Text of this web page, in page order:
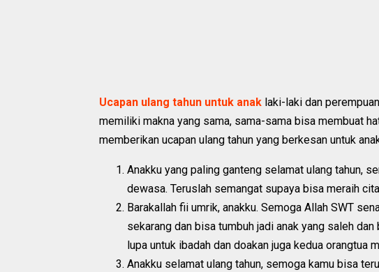
Ucapan ulang tahun untuk anak laki-laki dan
memiliki makna yang sama, sama-sama bisa membuat
memberikan ucapan ulang tahun yang berkesan untuk
Anakku yang paling ganteng selamat ulang tahun,
dewasa. Teruslah semangat supaya bisa meraih
Barakallah fii umrik, anakku. Semoga Allah SWT
sekarang dan bisa tumbuh jadi anak yang saleh
lupa untuk ibadah dan doakan juga kedua orangtua
Anakku selamat ulang tahun, semoga kamu bisa